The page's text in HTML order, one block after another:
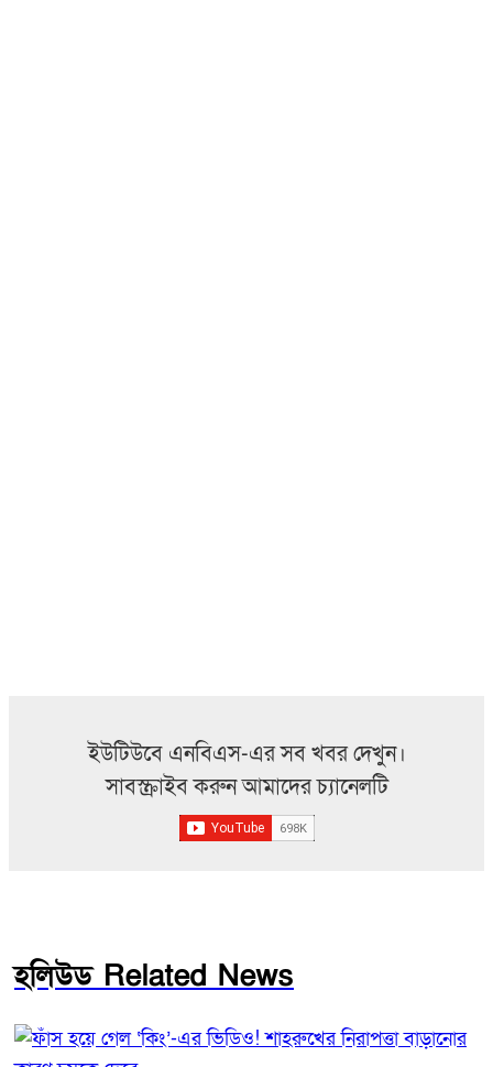
ইউটিউবে এনবিএস-এর সব খবর দেখুন।
সাবস্ক্রাইব করুন আমাদের চ্যানেলটি
হলিউড Related News